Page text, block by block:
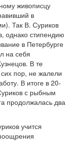
живописцу
в
Так В. Суриков
однако стипендию
в Петербурге
на себя
В те
пор, не жалели
В итоге в 20-
с рыбным
продолжалась два
учится